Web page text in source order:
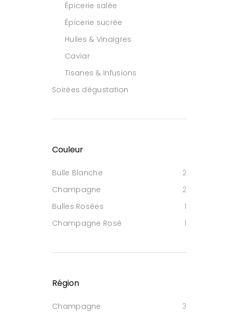
Épicerie salée
Épicerie sucrée
Huiles & Vinaigres
Caviar
Tisanes & Infusions
Soirées dégustation
Couleur
Bulle Blanche
2
Champagne
2
Bulles Rosées
1
Champagne Rosé
1
Région
Champagne 3